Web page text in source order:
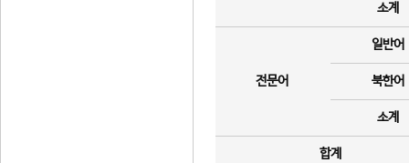
소계
전문어
일반어
북한어
소계
합계